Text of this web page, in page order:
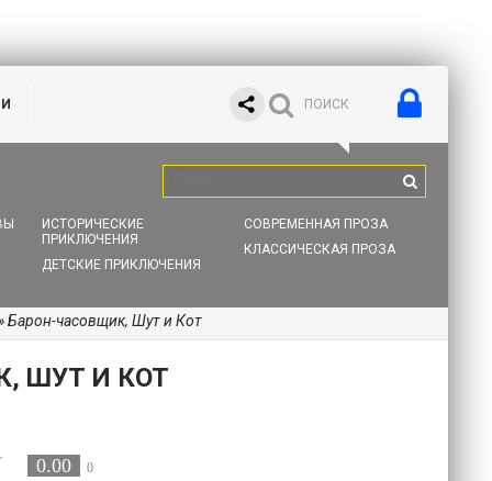
ИСТОРИЧЕСКИЕ
ПРИКЛЮЧЕНИЯ
ДЕТСКИЕ ПРИКЛЮЧЕНИЯ
СОВРЕМЕННАЯ ПРОЗА
КЛАССИЧЕСКАЯ ПРОЗА
Барон-часовщик, Шут и Кот
ШУТ И КОТ
0.00 0